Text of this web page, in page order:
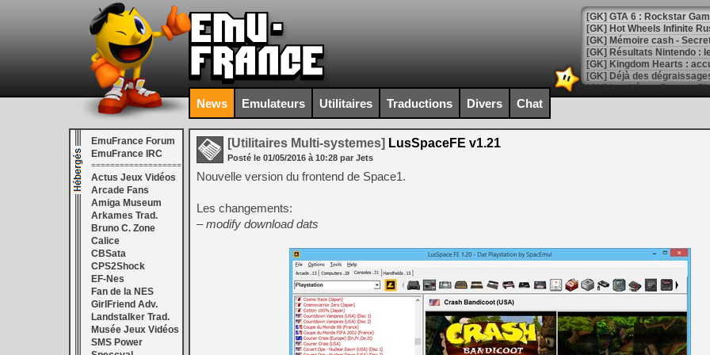
[GK] GTA 6 : Rockstar
[GK] Hot Wheels Infinite
[GK] Mémoire cash -
[GK] Résultats Nintendo :
[GK] Déjà des
[Mo5] Brickboy cherche à
[GK] Minecraft et ses «
[GK] Beast of
[GK] Ubisoft : fin de partie
[GK] Mémoire cash -
[GK] Dan Houser (GTA)
[GK] Comment EA Sports
[GK] Crimson Moon : un
[GK] Isle of Reveries : le
[GK] Moonlighter 2 : The
[GK] Capcom relance
[Mo5] Deux inédits du
[GK] Le beat'em up The
[GK] Endless Legend 2 :
News Emulateurs Utilitaires Traductions Divers Chat
EmuFrance Forum
EmuFrance IRC
===================
Actus Jeux Vidéos
Arcade Fans
Amiga Museum
Arkames Trad.
Bruno C. Zone
Calice
CBSata
CPS2Shock
EF-Nes
Fan de la NES
GirlFriend Adv.
Landstalker Trad.
Musée Jeux Vidéos
SMS Power
[Utilitaires Multi-systemes] LusSpaceFE v1.21
Posté le 01/05/2016 à 10:28 par Jets
Nouvelle version du frontend de Space1.
Les changements:
– modify download dats